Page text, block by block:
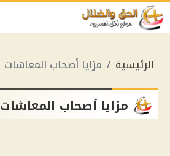
الرئيسية مزايا أصحاب المعاشات
مزايا أصحاب المعاشات